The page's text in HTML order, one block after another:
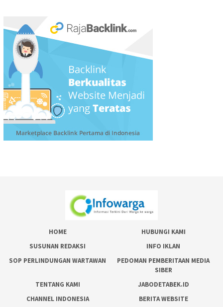
HOME
HUBUNGI KAMI
SUSUNAN REDAKSI
INFO IKLAN
SOP PERLINDUNGAN WARTAWAN
PEDOMAN PEMBERITAAN MEDIA
SIBER
TENTANG KAMI
JABODETABEK.ID
CHANNEL INDONESIA
BERITA WEBSITE